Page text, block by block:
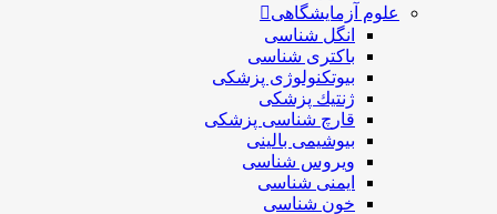
علوم آزمایشگاهی
انگل شناسی
باکتری شناسی
بیوتکنولوژی پزشکی
ژنتيك پزشکی
قارچ شناسی پزشكی
بیوشیمی بالینی
ویروس شناسی
ایمنی شناسی
خون شناسی